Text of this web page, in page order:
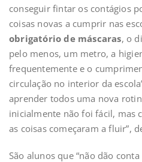
conseguir fintar os contágios
coisas novas a cumprir nas
obrigatório de máscaras, o
pelo menos, um metro, a
frequentemente e o
circulação no interior da
aprender todos uma nova
inicialmente não foi fácil, mas
as coisas começaram a fluir”,
São alunos que “não dão